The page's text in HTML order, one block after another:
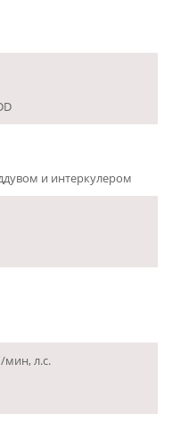
и интеркулером
л.с.